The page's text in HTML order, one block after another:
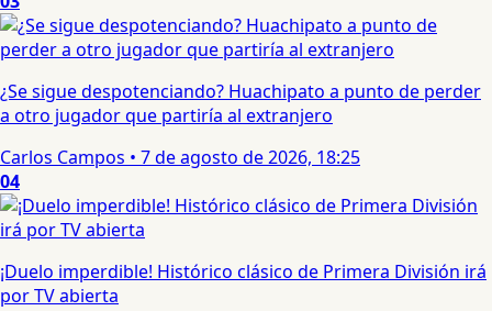
¿Se sigue despotenciando? Huachipato a punto de perder
a otro jugador que partiría al extranjero
Carlos Campos • 7 de agosto de 2026, 18:25
04
¡Duelo imperdible! Histórico clásico de Primera División irá
por TV abierta